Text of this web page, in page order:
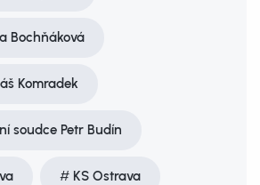
Bochňáková
Komradek
soudce Petr Budín
KS Ostrava